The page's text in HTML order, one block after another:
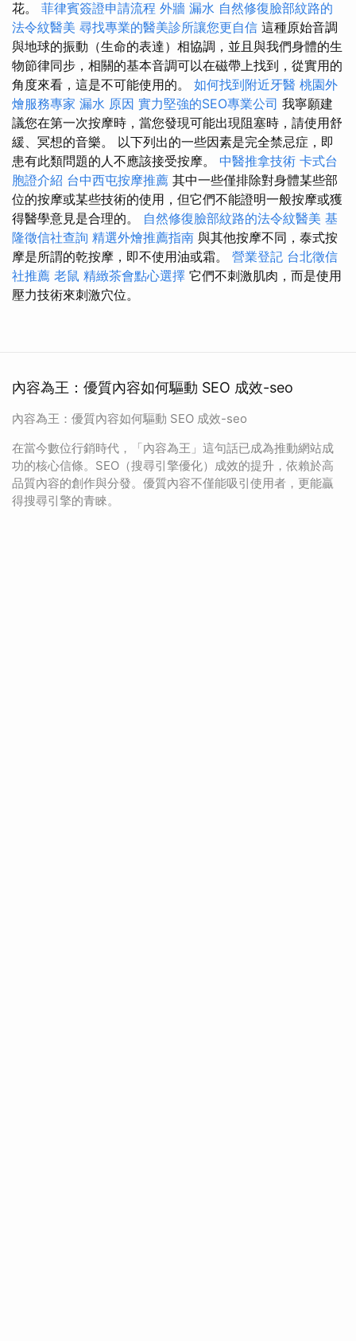
花。 菲律賓簽證申請流程 外牆 漏水 自然修復臉部紋路的
法令紋醫美 尋找專業的醫美診所讓您更自信 這種原始音調
與地球的振動（生命的表達）相協調，並且與我們身體的生
物節律同步，相關的基本音調可以在磁帶上找到，從實用的
角度來看，這是不可能使用的。 如何找到附近牙醫 桃園外
燴服務專家 漏水 原因 實力堅強的SEO專業公司 我寧願建
議您在第一次按摩時，當您發現可能出現阻塞時，請使用舒
緩、冥想的音樂。 以下列出的一些因素是完全禁忌症，即
患有此類問題的人不應該接受按摩。 中醫推拿技術 卡式台
胞證介紹 台中西屯按摩推薦 其中一些僅排除對身體某些部
位的按摩或某些技術的使用，但它們不能證明一般按摩或獲
得醫學意見是合理的。 自然修復臉部紋路的法令紋醫美 基
隆徵信社查詢 精選外燴推薦指南 與其他按摩不同，泰式按
摩是所謂的乾按摩，即不使用油或霜。 營業登記 台北徵信
社推薦 老鼠 精緻茶會點心選擇 它們不刺激肌肉，而是使用
壓力技術來刺激穴位。
內容為王：優質內容如何驅動 SEO 成效-seo
內容為王：優質內容如何驅動 SEO 成效-seo
在當今數位行銷時代，「內容為王」這句話已成為推動網站成
功的核心信條。SEO（搜尋引擎優化）成效的提升，依賴於高
品質內容的創作與分發。優質內容不僅能吸引使用者，更能贏
得搜尋引擎的青睞。